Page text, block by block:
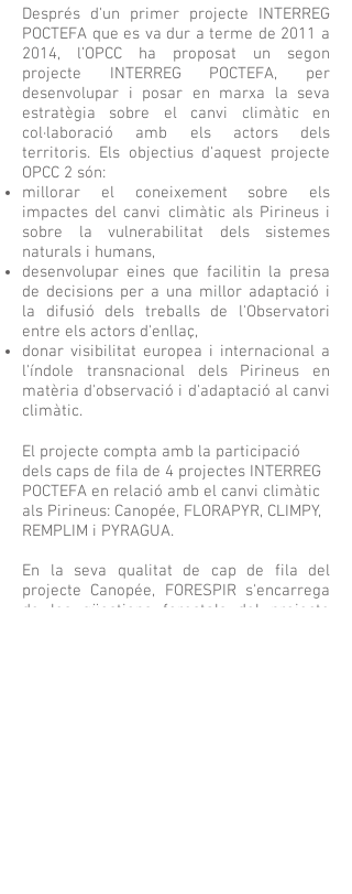
Després d'un primer projecte INTERREG
POCTEFA que es va dur a terme de 2011 a
2014, l’OPCC ha proposat un segon
projecte INTERREG POCTEFA, per
desenvolupar i posar en marxa la seva
estratègia sobre el canvi climàtic en
col·laboració amb els actors dels
territoris. Els objectius d'aquest projecte
OPCC 2 són:
millorar el coneixement sobre els
impactes del canvi climàtic als Pirineus i
sobre la vulnerabilitat dels sistemes
naturals i humans,
desenvolupar eines que facilitin la presa
de decisions per a una millor adaptació i
la difusió dels treballs de l'Observatori
entre els actors d'enllaç,
donar visibilitat europea i internacional a
l'índole transnacional dels Pirineus en
matèria d'observació i d'adaptació al canvi
climàtic.
El projecte compta amb la participació
dels caps de fila de 4 projectes INTERREG
POCTEFA en relació amb el canvi climàtic
als Pirineus: Canopée, FLORAPYR, CLIMPY,
REMPLIM i PYRAGUA.​
En la seva qualitat de cap de fila del
projecte Canopée, FORESPIR s'encarrega
de les qüestions forestals del projecte